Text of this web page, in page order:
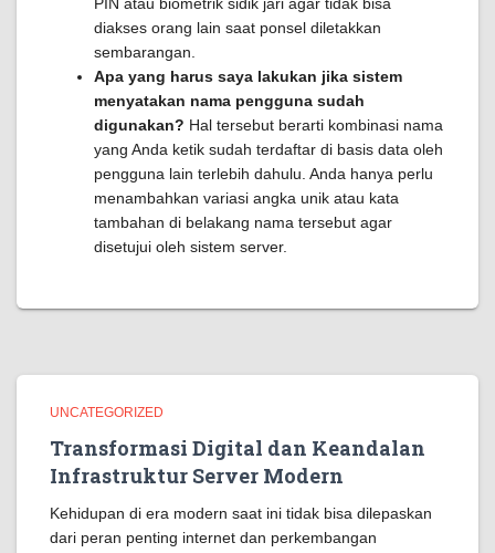
diakses orang lain saat ponsel diletakkan
sembarangan.
Apa yang harus saya lakukan jika sistem
menyatakan nama pengguna sudah
digunakan? Hal tersebut berarti kombinasi nama
yang Anda ketik sudah terdaftar di basis data oleh
pengguna lain terlebih dahulu. Anda hanya perlu
menambahkan variasi angka unik atau kata
tambahan di belakang nama tersebut agar
disetujui oleh sistem server.
UNCATEGORIZED
Transformasi Digital dan Keandalan
Infrastruktur Server Modern
Kehidupan di era modern saat ini tidak bisa dilepaskan
dari peran penting internet dan perkembangan